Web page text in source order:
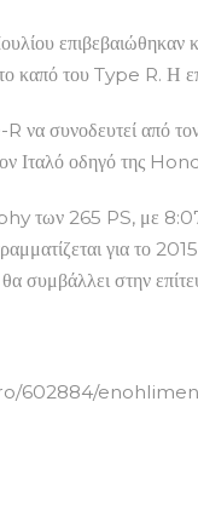
επιβεβαιώθηκαν
καπό του Type R. Η
συνοδευτεί από τον
Ιταλό οδηγό της
των 265 PS, με
για το
συμβάλλει στην
602884/